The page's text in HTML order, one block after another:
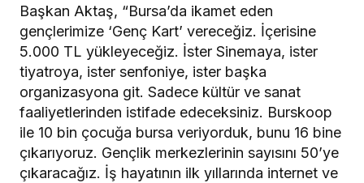
Başkan Aktaş, “Bursa’da ikamet eden
gençlerimize ‘Genç Kart’ vereceğiz. İçerisine
5.000 TL yükleyeceğiz. İster Sinemaya, ister
tiyatroya, ister senfoniye, ister başka
organizasyona git. Sadece kültür ve sanat
faaliyetlerinden istifade edeceksiniz. Burskoop
ile 10 bin çocuğa bursa veriyorduk, bunu 16 bine
çıkarıyoruz. Gençlik merkezlerinin sayısını 50’ye
çıkaracağız. İş hayatının ilk yıllarında internet ve